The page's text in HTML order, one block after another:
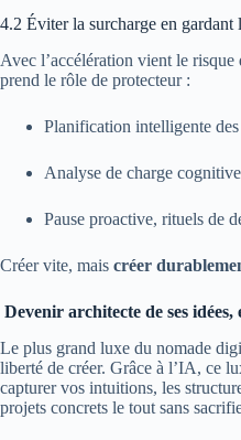
4.2 Éviter la surcharge en
Avec l’accélération vient le
prend le rôle de protecteur :
Planification intelligente
Analyse de charge
Pause proactive, rituels de
Créer vite, mais créer
Devenir architecte de ses idées,
Le plus grand luxe du nomade
liberté de créer. Grâce à l’IA, ce
capturer vos intuitions, les
projets concrets le tout sans